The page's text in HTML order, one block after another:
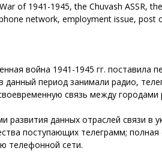
of 1941-1945, the Chuvash ASSR,
network, employment issue, post
война 1941-1945 гг. поставила
данный период занимали радио,
связь между
развития данных отраслей связи в
поступающих телеграмм;
телефонной сети.